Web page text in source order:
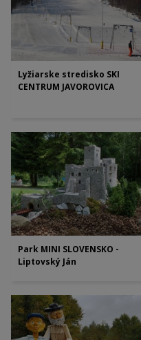
Lyžiarske stredisko SKI
CENTRUM JAVOROVICA
Park MINI SLOVENSKO -
Liptovský Ján